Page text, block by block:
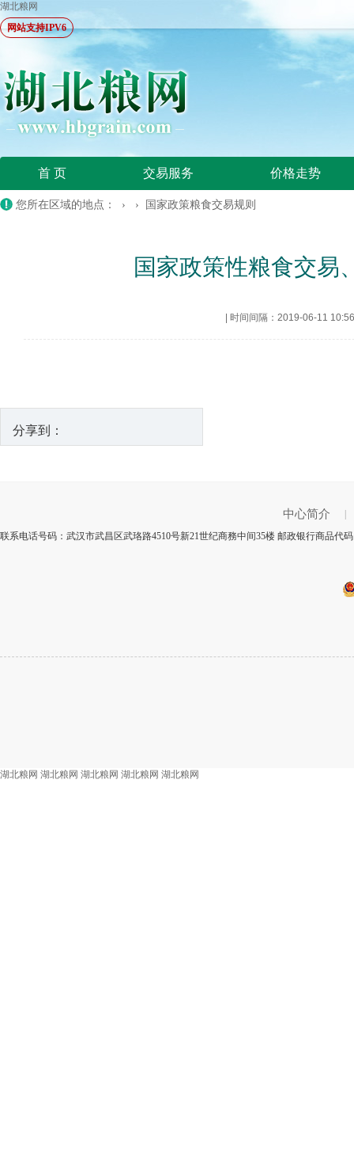
湖北粮网
网站支持IPV6
首 页 交易服务 价格走势
您所在区域的地点： › › 国家政策粮食交易规则
国家政策性粮食交易
时间间隔：2019-06-11 10:56
分享到：
中心简介
联系电话号码：武汉市武昌区武珞路4510号新21世纪商務中间35楼 邮政银行商品代
湖北粮网 湖北粮网 湖北粮网 湖北粮网 湖北粮网